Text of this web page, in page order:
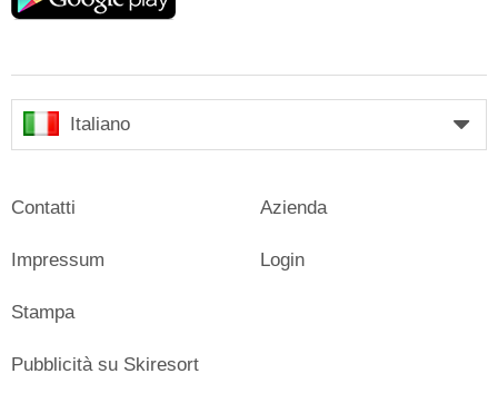
Italiano
Contatti
Impressum
Stampa
Azienda
Login
Pubblicità su Skiresort